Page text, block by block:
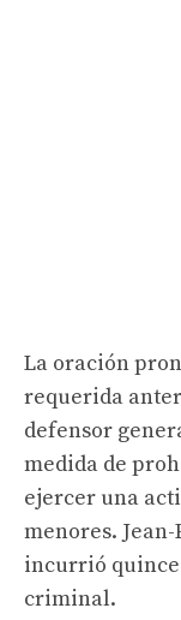
La oración
requerida
defensor
medida de
ejercer una
menores.
incurrió
criminal.